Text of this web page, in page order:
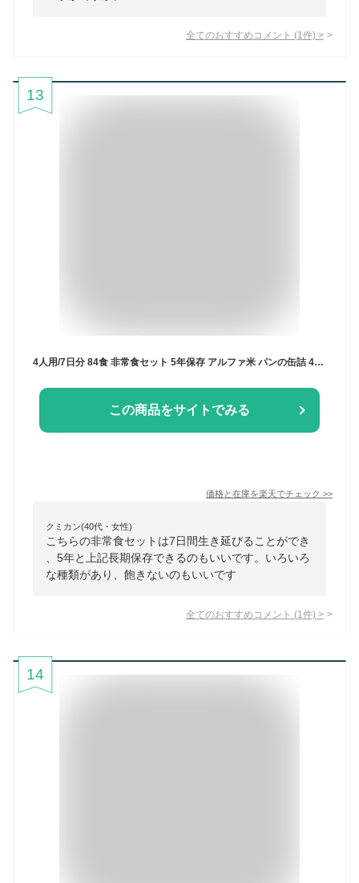
全てのおすすめコメント (1 件) >
13
4人用/7日分 84食 非常食セット 5年保存 アルファ米 パンの缶詰 4人分 7日間 生きのびる 防災食 保存食 防災 食品 尾西 携帯おにぎり おむすび ご飯 お米 保存食セット防災セット 防災グッズ 災害備蓄用パン 保存パン
この商品をサイトでみる
価格と在庫を楽天でチェック >>
クミカン(40代・女性)
こちらの非常食セットは7日間生き延びることができ
、5年と上記長期保存できるのもいいです。いろいろ
な種類があり、飽きないのもいいです
全てのおすすめコメント (1 件) >
14